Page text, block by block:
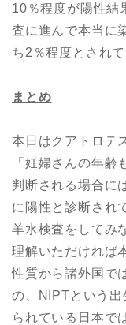
10％程度が陽性結
査に進んで本当に
ち2％程度とされて
まとめ
本日はクアトロテ
「妊婦さんの年齢
判断される場合に
に陽性と診断され
羊水検査をしてみ
理解いただければ
性質から諸外国で
の、NIPTという出
られている日本で